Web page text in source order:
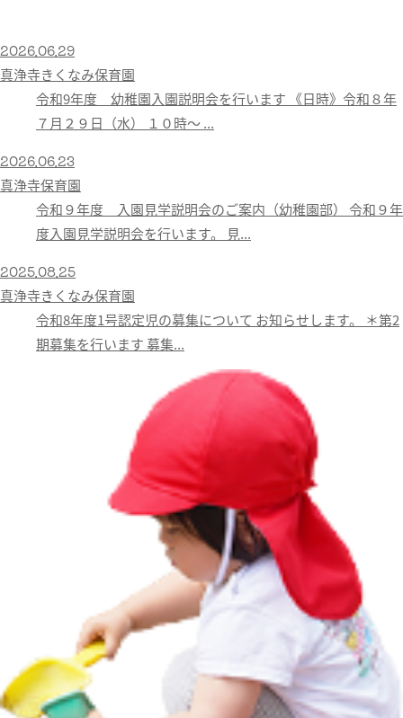
2026.06.29
真浄寺きくなみ保育園
令和9年度 幼稚園入園説明会を行います 《日時》令和８年
７月２９日（水） １０時〜 ...
2026.06.23
真浄寺保育園
令和９年度 入園見学説明会のご案内（幼稚園部） 令和９年
度入園見学説明会を行います。 見...
2025.08.25
真浄寺きくなみ保育園
令和8年度1号認定児の募集について お知らせします。 ＊第2
期募集を行います 募集...